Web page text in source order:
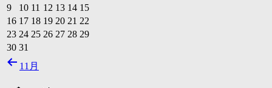
9
10 11 12 13 14 15
16 17 18 19 20 21 22
23 24 25 26 27 28 29
30 31
11月